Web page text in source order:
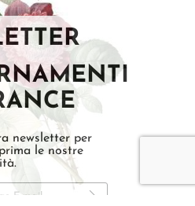
newsletter per
le nostre